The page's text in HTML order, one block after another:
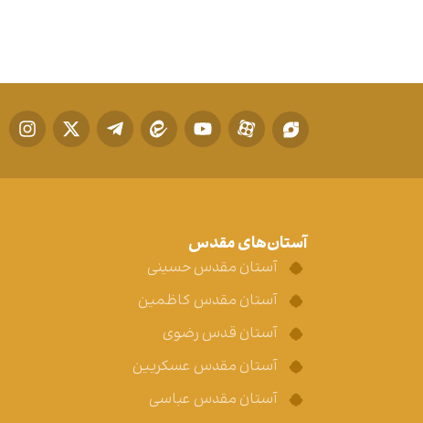
آستان‌های مقدس
آستان مقدس حسینی
آستان مقدس کاظمین
آستان قدس رضوی
آستان مقدس عسکریین
آستان مقدس عباسی